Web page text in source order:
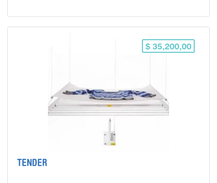
$ 35,200,00
TENDER